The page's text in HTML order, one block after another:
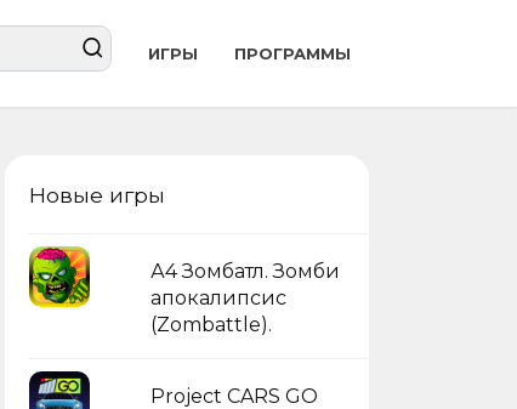
ИГРЫ ПРОГРАММЫ
Новые игры
А4 Зомбатл. Зомби
апокалипсис
(Zombattle).
Project CARS GO